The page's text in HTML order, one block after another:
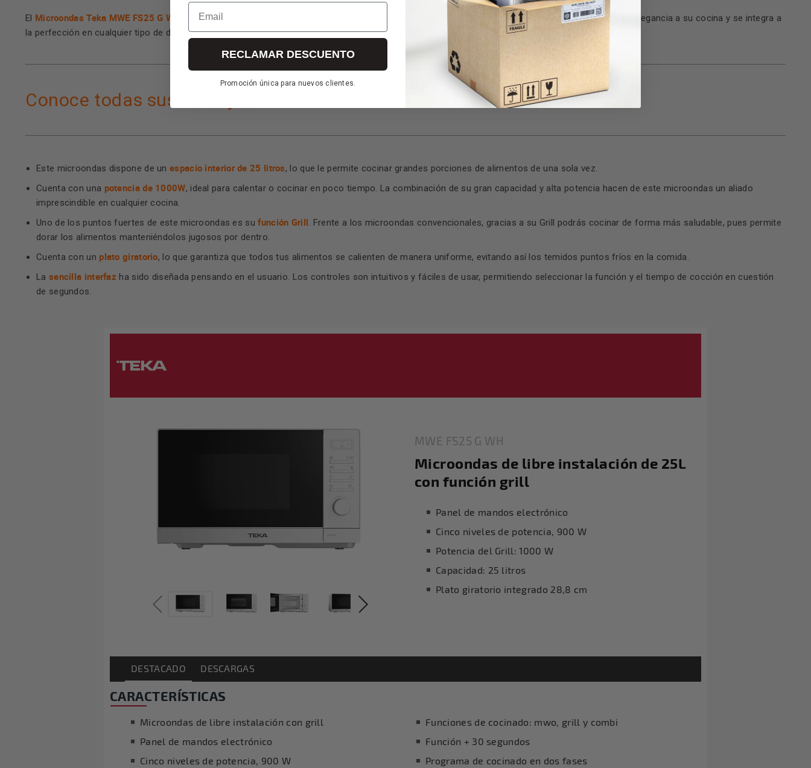
El Microondas Teka MWE FS25 G WH
es un electrodoméstico de alto rendimiento y diseño contemporáneo. Su color blanco le aporta un toque de elegancia a su cocina y se integra a
la perfección en cualquier tipo de decoración.
Conoce todas sus ventajas
Este microondas dispone de un espacio interior de 25 litros, lo que le permite cocinar grandes porciones de alimentos de una sola vez.
Cuenta con una potencia de 1000W, ideal para calentar o cocinar en poco tiempo. La combinación de su gran capacidad y alta potencia hacen de este microondas un aliado
imprescindible en cualquier cocina.
Uno de los puntos fuertes de este microondas es sufunción Grill. Frente a los microondas convencionales, gracias a su Grill podrás cocinar de forma más saludable, pues permite
dorar los alimentos manteniéndolos jugosos por dentro.
Cuenta con un plato giratorio, lo que garantiza que todos tus alimentos se calienten de manera uniforme, evitando así los temidos puntos fríos en la comida.
La sencilla interfaz ha sido diseñada pensando en el usuario. Los controles son intuitivos y fáciles de usar, permitiendo seleccionar la función y el tiempo de cocción en cuestión
de segundos.
MWE FS25 G WH
Microondas de libre instalación de 25L
con función grill
Panel de mandos electrónico
Cinco niveles de potencia, 900 W
Potencia del Grill: 1000 W
Capacidad: 25 litros
Plato giratorio integrado 28,8 cm
DESTACADO DESCARGAS
CARACTERÍSTICAS
Microondas de libre instalación con grill
Panel de mandos electrónico
Cinco niveles de potencia, 900 W
Funciones de cocinado: mwo, grill y combi
Función + 30 segundos
Programa de cocinado en dos fases
Email
RECLAMAR DESCUENTO
Promoción única para nuevos clientes.